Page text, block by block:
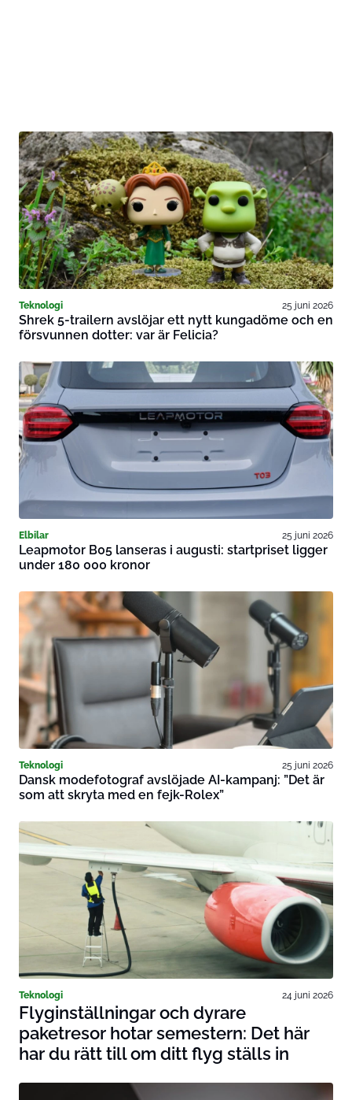
Teknologi 25 juni 2026
Shrek 5-trailern avslöjar ett nytt kungadöme och en
försvunnen dotter: var är Felicia?
Elbilar 25 juni 2026
Leapmotor B05 lanseras i augusti: startpriset ligger
under 180 000 kronor
Teknologi 25 juni 2026
Dansk modefotograf avslöjade AI-kampanj: ”Det är
som att skryta med en fejk-Rolex”
Teknologi 24 juni 2026
Flyginställningar och dyrare
paketresor hotar semestern: Det här
har du rätt till om ditt flyg ställs in